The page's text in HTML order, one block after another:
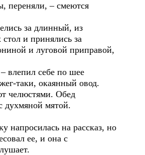
переняли, – смеются
за длинный, из
и принялись за
и луговой приправой,
влепил себе по шее
таки, окаянный овод.
челюстями. Обед
духмяной мятой.
напросилась на рассказ, но
ее, и она с